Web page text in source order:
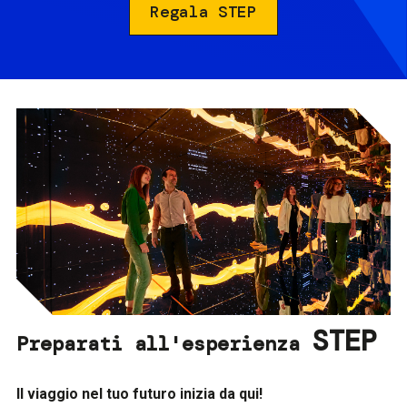
Regala STEP
Preparati all'esperienza STEP
Il viaggio nel tuo futuro inizia da qui!